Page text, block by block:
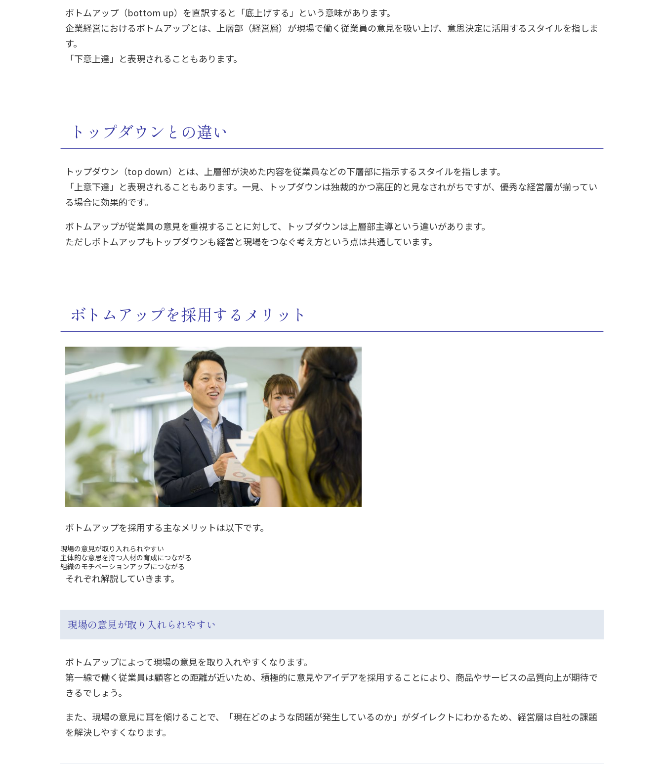
ボトムアップ（bottom up）を直訳すると「底上げする」という意味があります。
企業経営におけるボトムアップとは、上層部（経営層）が現場で働く従業員の意見を吸い上げ、意思決定に活用するスタイルを指しま
す。
「下意上達」と表現されることもあります。
トップダウンとの違い
トップダウン（top down）とは、上層部が決めた内容を従業員などの下層部に指示するスタイルを指します。
「上意下達」と表現されることもあります。一見、トップダウンは独裁的かつ高圧的と見なされがちですが、優秀な経営層が揃ってい
る場合に効果的です。
ボトムアップが従業員の意見を重視することに対して、トップダウンは上層部主導という違いがあります。
ただしボトムアップもトップダウンも経営と現場をつなぐ考え方という点は共通しています。
ボトムアップを採用するメリット
ボトムアップを採用する主なメリットは以下です。
現場の意見が取り入れられやすい
主体的な意思を持つ人材の育成につながる
組織のモチベーションアップにつながる
それぞれ解説していきます。
現場の意見が取り入れられやすい
ボトムアップによって現場の意見を取り入れやすくなります。
第一線で働く従業員は顧客との距離が近いため、積極的に意見やアイデアを採用することにより、商品やサービスの品質向上が期待で
きるでしょう。
また、現場の意見に耳を傾けることで、「現在どのような問題が発生しているのか」がダイレクトにわかるため、経営層は自社の課題
を解決しやすくなります。